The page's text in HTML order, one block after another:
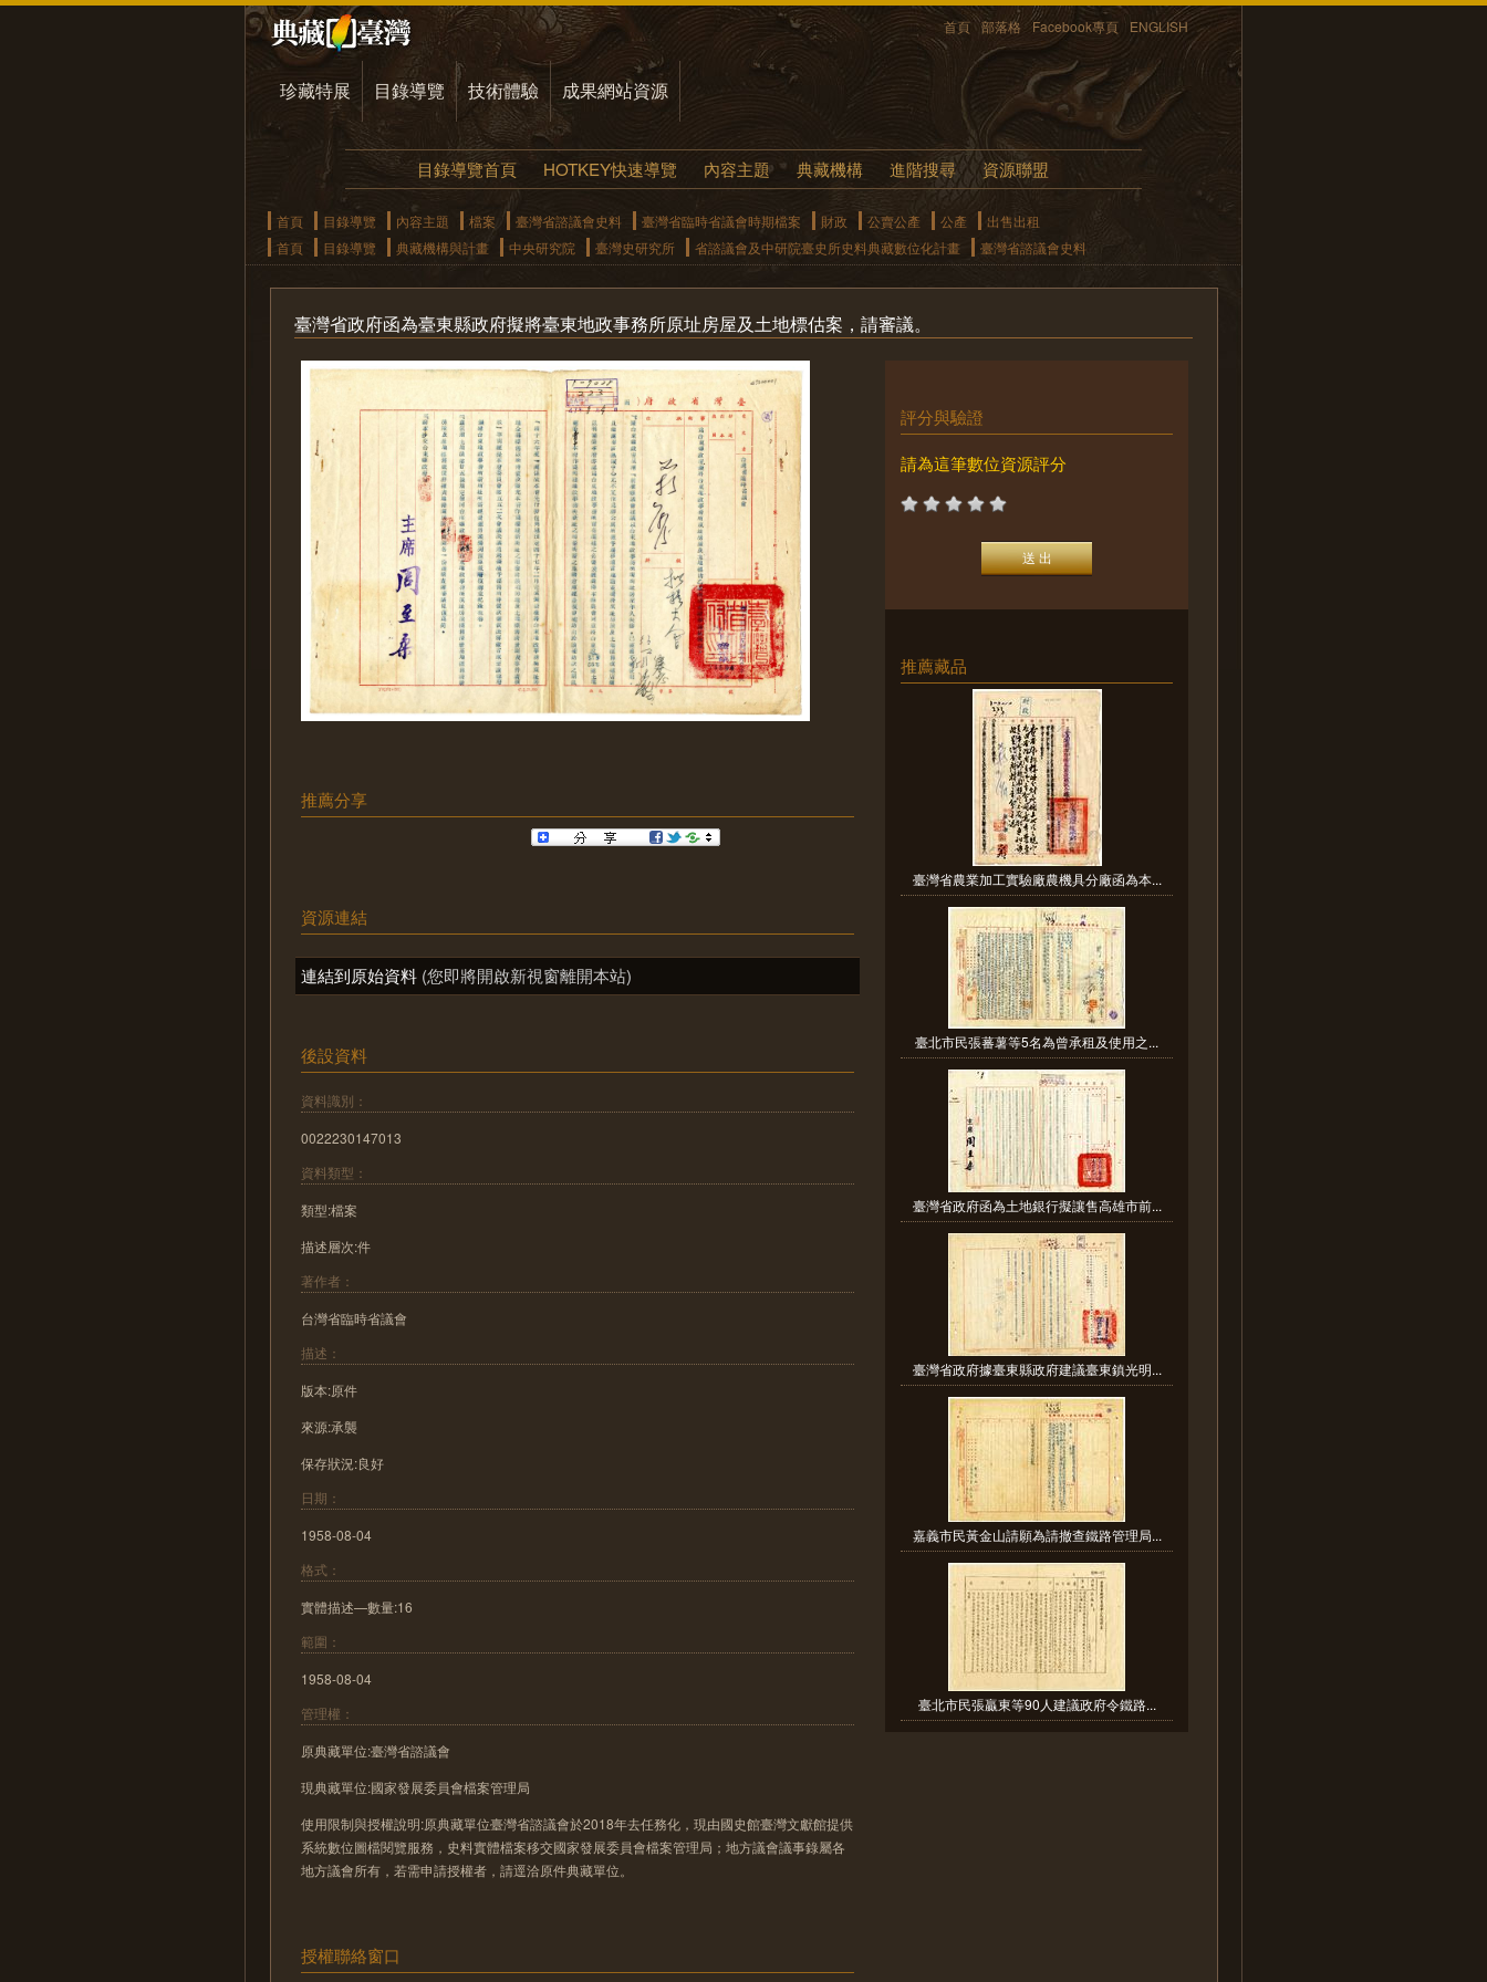
首頁 部落格 Facebook專頁 ENGLISH
珍藏特展 目錄導覽 技術體驗 成果網站資源
目錄導覽首頁 HOTKEY快速導覽 內容主題 典藏機構 進階搜尋 資源聯盟
首頁 目錄導覽 內容主題 檔案 臺灣省諮議會史料 臺灣省臨時省議會時期檔案 財政 公賣公產 公產
出售出租
首頁
目錄導覽 典藏機構與計畫 中央研究院 臺灣史研究所 省諮議會及中研院臺史所史料典藏數位化計畫 臺灣省諮議會史料
臺灣省政府函為臺東縣政府擬將臺東地政事務所原址房屋及土地標估案，請審議。
推薦分享
資源連結
連結到原始資料 (您即將開啟新視窗離開本站)
後設資料
資料識別：
0022230147013
資料類型：
類型:檔案
描述層次:件
著作者：
台灣省臨時省議會
描述：
版本:原件
來源:承襲
保存狀況:良好
日期：
1958-08-04
格式：
實體描述—數量:16
範圍：
1958-08-04
管理權：
原典藏單位:臺灣省諮議會
現典藏單位:國家發展委員會檔案管理局
使用限制與授權說明:原典藏單位臺灣省諮議會於2018年去任務化，現由國史館臺灣文獻館提供
系統數位圖檔閱覽服務，史料實體檔案移交國家發展委員會檔案管理局；地方議會議事錄屬各
地方議會所有，若需申請授權者，請逕洽原件典藏單位。
授權聯絡窗口
評分與驗證
請為這筆數位資源評分
推薦藏品
臺灣省農業加工實驗廠農機具分廠函為本...
臺北市民張蕃薯等5名為曾承租及使用之...
臺灣省政府函為土地銀行擬讓售高雄市前...
臺灣省政府據臺東縣政府建議臺東鎮光明...
嘉義市民黃金山請願為請撤查鐵路管理局...
臺北市民張贏東等90人建議政府令鐵路...